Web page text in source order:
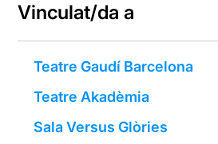
Vinculat/da a
Teatre Gaudí Barcelona
Teatre Akadèmia
Sala Versus Glòries